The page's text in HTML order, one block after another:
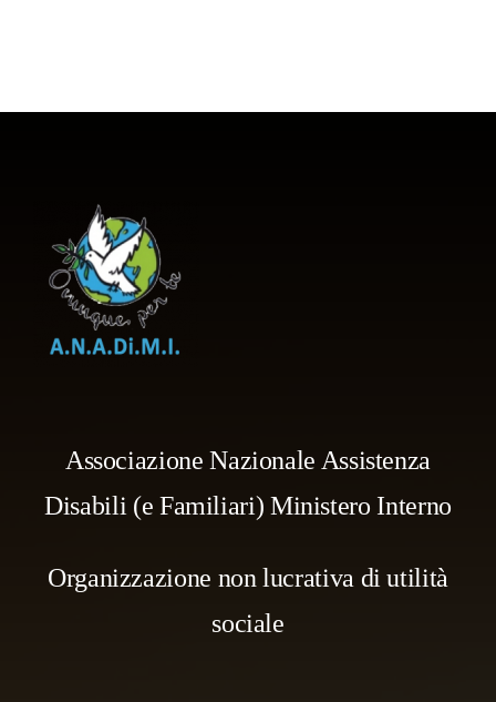
Associazione Nazionale Assistenza
Disabili (e Familiari) Ministero Interno
Organizzazione non lucrativa di utilità
sociale